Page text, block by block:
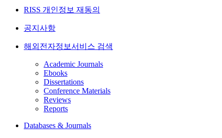
RISS 개인정보 재동의
공지사항
해외전자정보서비스 검색
Academic Journals
Ebooks
Dissertations
Conference Materials
Reviews
Reports
Databases & Journals